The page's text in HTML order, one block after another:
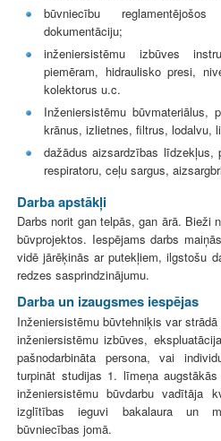
būvniecību
dokumentāciju;
inženiersistēmu izbūves
piemēram, hidraulisko presi,
kolektorus u.c.
Inženiersistēmu būvmateriālus,
krānus, izlietnes, filtrus, lodalvu,
dažādus aizsardzības līdzekļus,
respiratoru, ceļu sargus,
Darba apstākļi
Darbs norit gan telpās, gan ārā. Bieži
būvprojektos. Iespējams darbs
vidē jārēķinās ar putekļiem, ilgstošu
redzes sasprindzinājumu.
Darba un izaugsmes iespējas
Inženiersistēmu būvtehniķis var
inženiersistēmu izbūves,
pašnodarbināta persona, vai
turpināt studijas 1. līmeņa
inženiersistēmu būvdarbu vadītāja
izglītības ieguvi bakalaura un
būvniecības jomā.